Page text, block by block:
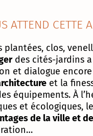
ATTEND CETTE
plantées, clos,
des cités-jardins
et dialogue encore
et la
équipements. À
et écologiques,
de la ville et